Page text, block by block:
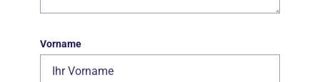
Vorname